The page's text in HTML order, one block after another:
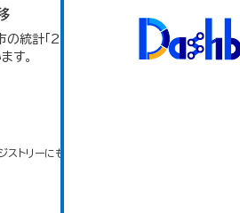
の統計「2-3 人口集中地区の推移」
す。
トリーにもアクセス可能です